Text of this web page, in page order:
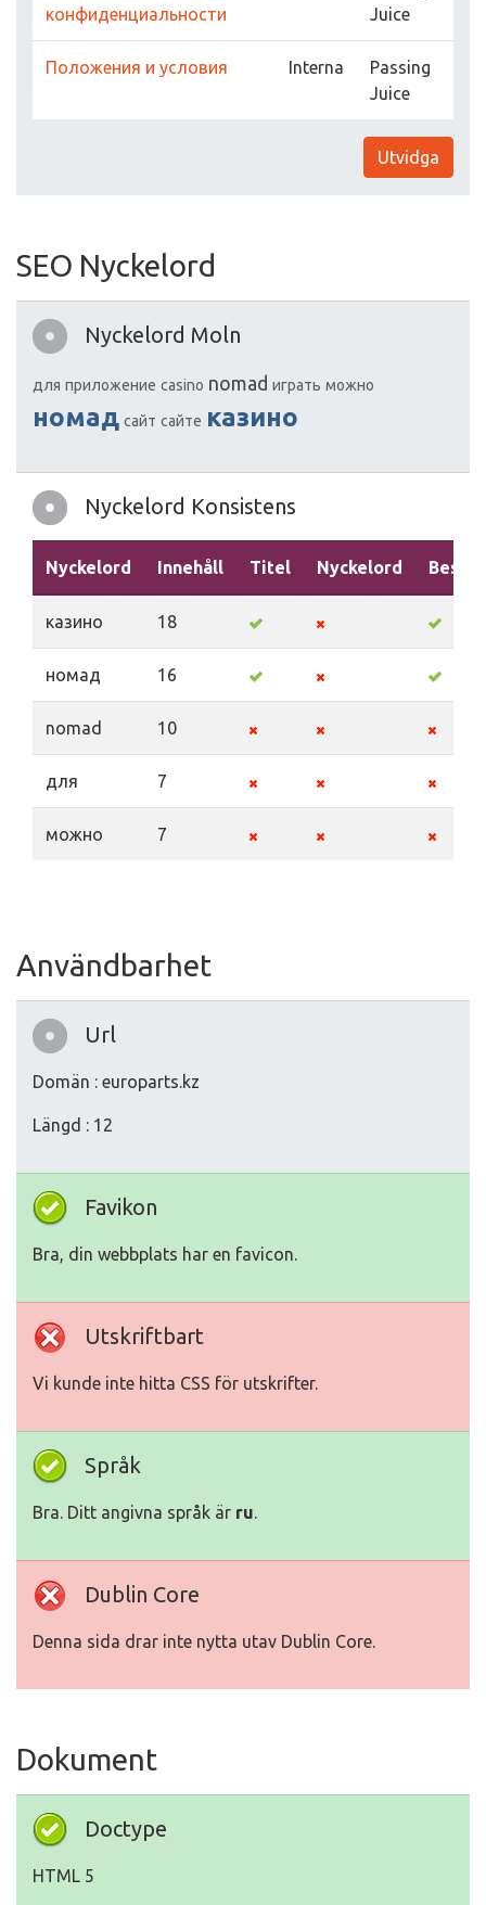
конфиденциальности
Juice
Положения и условия Interna
Passing
Juice
Utvidga
SEO Nyckelord
Nyckelord Moln
для приложение casino nomad играть можно
номад сайт сайте казино
Nyckelord Konsistens
Nyckelord Innehåll Titel Nyckelord
казино 18
номад 16
nomad 10
для 7
можно 7
Användbarhet
Url
Domän : europarts.kz
Längd : 12
Favikon
Bra, din webbplats har en favicon.
Utskriftbart
Vi kunde inte hitta CSS för utskrifter.
Språk
Bra. Ditt angivna språk är ru.
Dublin Core
Denna sida drar inte nytta utav Dublin Core.
Dokument
Doctype
HTML 5